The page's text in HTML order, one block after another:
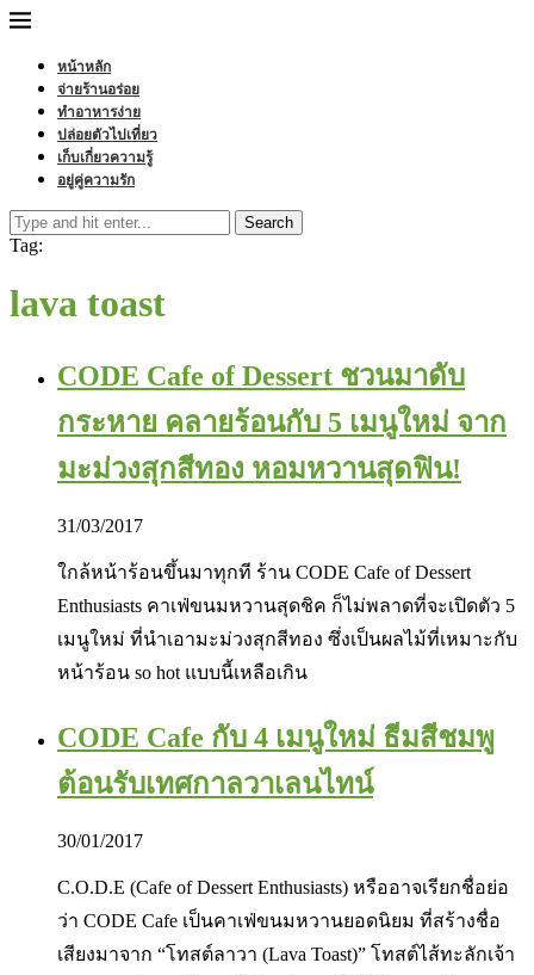
หน้าหลัก
จ่ายร้านอร่อย
ทำอาหารง่าย
ปล่อยตัวไปเที่ยว
เก็บเกี่ยวความรู้
อยู่คู่ความรัก
Search
Tag:
lava toast
CODE Cafe of Dessert ชวนมาดับ
กระหาย คลายร้อนกับ 5 เมนูใหม่ จาก
มะม่วงสุกสีทอง หอมหวานสุดฟิน!
31/03/2017
ใกล้หน้าร้อนขึ้นมาทุกที ร้าน CODE Cafe of Dessert
Enthusiasts คาเฟ่ขนมหวานสุดชิค ก็ไม่พลาดที่จะเปิดตัว 5
เมนูใหม่ ที่นำเอามะม่วงสุกสีทอง ซึ่งเป็นผลไม้ที่เหมาะกับ
หน้าร้อน so hot แบบนี้เหลือเกิน
CODE Cafe กับ 4 เมนูใหม่ ธีมสีชมพู
ต้อนรับเทศกาลวาเลนไทน์
30/01/2017
C.O.D.E (Cafe of Dessert Enthusiasts) หรืออาจเรียกชื่อย่อ
ว่า CODE Cafe เป็นคาเฟ่ขนมหวานยอดนิยม ที่สร้างชื่อ
เสียงมาจาก “โทสต์ลาวา (Lava Toast)” โทสต์ไส้ทะลักเจ้า